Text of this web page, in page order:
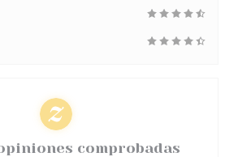
comprobadas